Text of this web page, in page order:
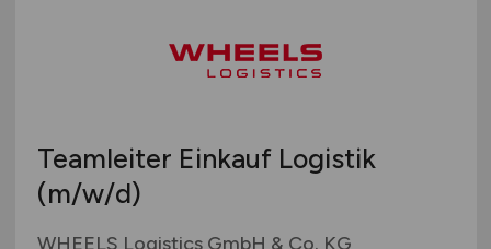
Teamleiter Einkauf Logistik
(m/w/d)
WHEELS Logistics GmbH & Co. KG